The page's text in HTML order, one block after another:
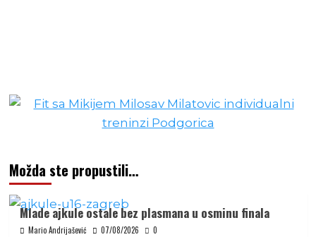
Možda ste propustili…
Mlade ajkule ostale bez plasmana u osminu finala
Mario Andrijašević 07/08/2026 0